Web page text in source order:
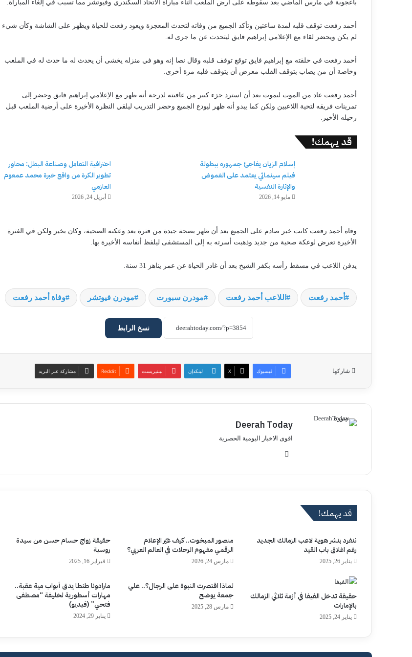
بأعجوبة في مارس الماضي بعد سقوطه على أرض الملعب أثناء مباراة الاتحاد السكندري وفيوتشر مما تسبب في إلغاء المباراة.
أحمد رفعت توقف قلبه لمدة ساعتين وتأكد الجميع من وفاته لتحدث المعجزة ويعود رفعت للحياة ويظهر على الشاشة وكأن شيء
لم يكن ويحضر لقاء مع الإعلامي إبراهيم فايق ليتحدث عن ما جرى له.
أحمد رفعت في حلقته مع إبراهيم فايق توقع توقف قلبه وقال نصا إنه وهو في منزله يخشى أن يحدث له ما حدث له في الملعب
وخاصة أن من يصاب بتوقف القلب معرض أن يتوقف قلبه مرة أخرى.
أحمد رفعت عاد من الموت ليموت بعد أن استرد جزء كبير من عافيته لدرجة أنه ظهر مع الإعلامي إبراهيم فايق وحضر إلى
تمرينات فريقه لتحية اللاعبين ولكن كما يبدو أنه ظهر ليودع الجميع وحضر التدريب ليلقي النظرة الأخيرة على أرضية الملعب قبل
رحيله الأخير.
قد يهمك!
إسلام الزيان يفاجئ جمهوره ببطولة
فيلم سينمائي يعتمد على الغموض
والإثارة النفسية
مايو 14, 2026
احترافية التعامل وصناعة البطل: محاور
تطوير الكرة من واقع خبرة محمد عمعوم
العازمي
أبريل 24, 2026
وفاة أحمد رفعت كانت خبر صادم على الجميع بعد أن ظهر بصحة جيدة من فترة بعد وعكته الصحية، وكان بخير ولكن في الفترة
الأخيرة تعرض لوعكة صحية من جديد وذهبت أسرته به إلى المستشفى ليلفظ أنفاسه الأخيرة بها.
يدفن اللاعب في مسقط رأسه بكفر الشيخ بعد أن غادر الحياة عن عمر يناهز 31 سنة.
أحمد رفعت اللاعب أحمد رفعت مودرن سبورت مودرن فيوتشر وفاة أحمد رفعت
نسخ الرابط
شاركها فيسبوك ‫X لينكدإن بينتيريست مشاركة عبر البريد
Deerah Today
اقوى الاخبار اليومية الحصرية
الوي
ب
قد يهمك!
ننفرد بنشر هوية لاعب الزمالك الجديد
رغم اغلاق باب القيد
يناير 26, 2025
منصور المبخوت.. كيف غيّر الإعلام
الرقمي مفهوم الرحلات في العالم العربي؟
مارس 24, 2026
حقيقة زواج حسام حسن من سيدة
روسية
فبراير 16, 2025
حقيقة تدخل الفيفا في أزمة ثلاثي الزمالك
بالإمارات
يناير 24, 2025
لماذا اقتصرت النبوة على الرجال؟.. علي
جمعة يوضح
مارس 28, 2025
مارادونا طنطا يدق أبواب مية عقبة..
مهارات أسطورية لخليفة “مصطفى
فتحي” (فيديو)
يناير 29, 2024